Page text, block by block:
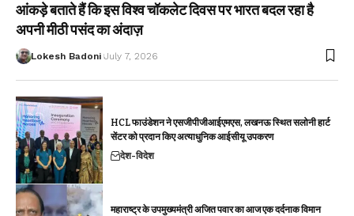
आंकड़े बताते हैं कि इस विश्व चॉकलेट दिवस पर भारत बदल रहा है
अपनी मीठी पसंद का अंदाज़
Lokesh Badoni July 7, 2026
HCL फाउंडेशन ने एसजीपीजीआईएमएस, लखनऊ स्थित सलोनी हार्ट
सेंटर को प्रदान किए अत्याधुनिक आईसीयू उपकरण
देश-विदेश
महाराष्ट्र के उपमुख्यमंत्री अजित पवार का आज एक दर्दनाक विमान